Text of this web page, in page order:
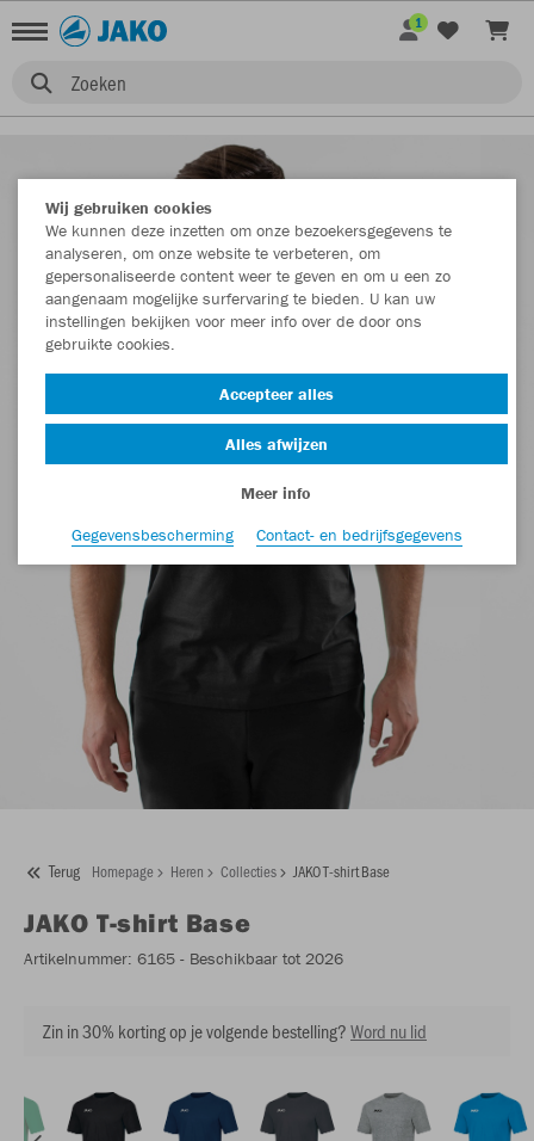
Zoeken
1
Terug Homepage Heren Collecties JAKO T-shirt Base
JAKO T-shirt Base
Artikelnummer: 6165 - Beschikbaar tot 2026
Zin in 30% korting op je volgende bestelling?Word nu lid
Wij gebruiken cookies
We kunnen deze inzetten om onze bezoekersgegevens te
analyseren, om onze website te verbeteren, om
gepersonaliseerde content weer te geven en om u een zo
aangenaam mogelijke surfervaring te bieden. U kan uw
instellingen bekijken voor meer info over de door ons
gebruikte cookies.
Accepteer alles
Alles afwijzen
Meer info
Gegevensbescherming
Contact- en bedrijfsgegevens